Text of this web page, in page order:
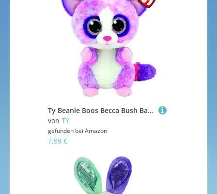
Ty Beanie Boos Becca Bush Baby,Material: 100% Polyester geprüft nach EN-71. Farbe: Mehrfarbig
von TY
gefunden bei Amazon
7,99 €